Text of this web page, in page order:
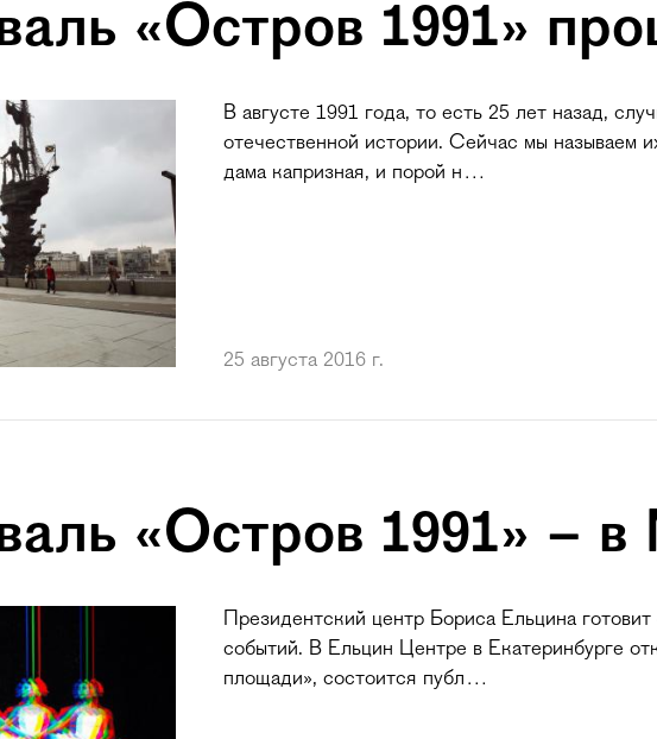
«Остров 1991»
В августе 1991 года, то есть 25 лет назад,
отечественной истории. Сейчас мы называем
дама капризная, и порой н…
25 августа 2016 г.
«Остров 1991» – в
Президентский центр Бориса Ельцина
событий. В Ельцин Центре в Екатеринбурге
площади», состоится публ…